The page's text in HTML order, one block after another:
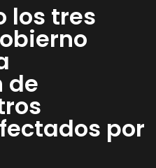
los tres
de
por